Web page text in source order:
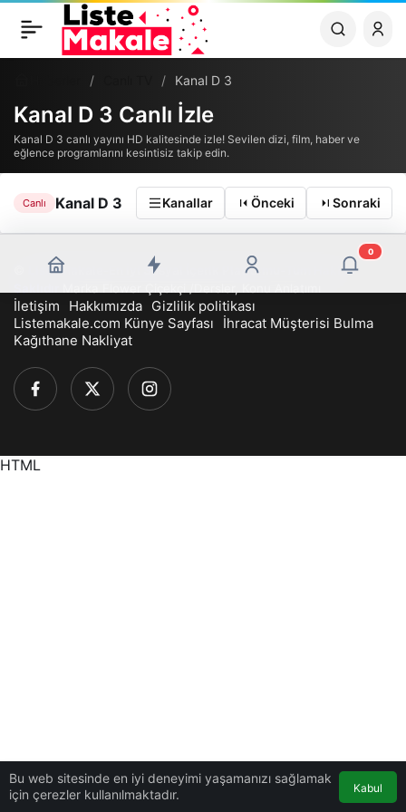
Kanal D 3
Kanal D 3 Canlı İzle
Kanal D 3 canlı yayını HD kalitesinde izle! Sevilen dizi, film, haber ve
eğlence programlarını kesintisiz takip edin.
Canlı Kanal D 3 Kanallar Önceki Sonraki
Bu web sitesinde en iyi deneyimi yaşamanızı sağlamak
için çerezler kullanılmaktadır.
Kabul
0
Liste Makale-En İyi Sosyal İçerik Platformu-Tüm Hakları
İletişim Hakkımızda Gizlilik politikası
Listemakale.com Künye Sayfası
İhracat Müşterisi Bulma
Kağıthane Nakliyat
HTML